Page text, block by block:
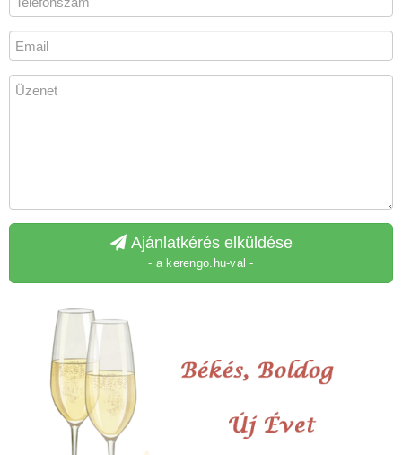
Ajánlatkérés elküldése
- a kerengo.hu-val -